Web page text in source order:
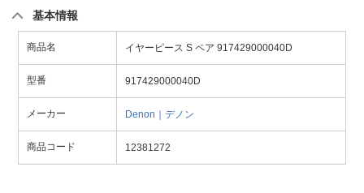
基本情報
商品名 イヤーピース S ペア 917429000040D
型番 917429000040D
メーカー Denon｜デノン
商品コード 12381272